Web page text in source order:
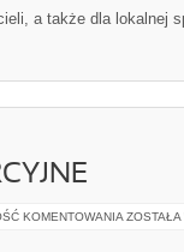
a także dla lokalnej
KOMENTOWANIA ZOSTAŁA